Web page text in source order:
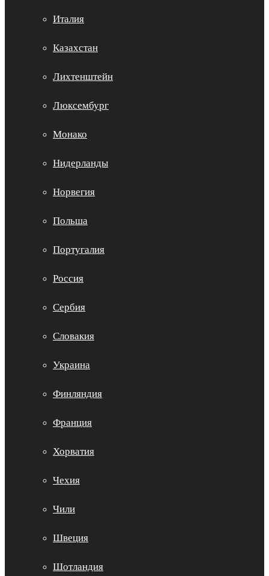
Италия
Казахстан
Лихтенштейн
Люксембург
Монако
Нидерланды
Норвегия
Польша
Португалия
Россия
Сербия
Словакия
Украина
Финляндия
Франция
Хорватия
Чехия
Чили
Швеция
Шотландия